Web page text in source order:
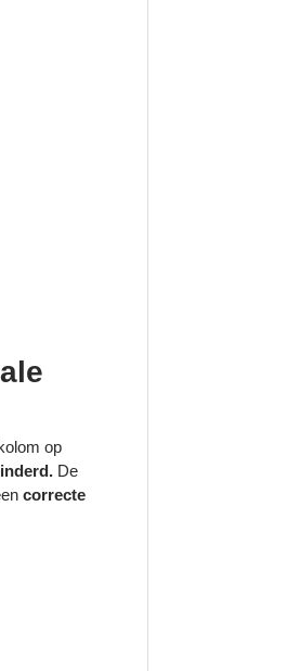
op
De
correcte